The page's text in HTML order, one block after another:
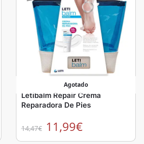
Agotado
Letibalm Repair Crema
Reparadora De Pies
14,47€ 11,99€